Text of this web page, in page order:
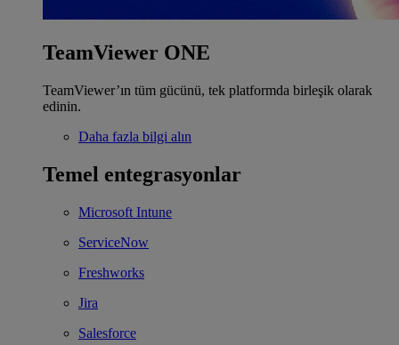
TeamViewer ONE
TeamViewer’ın tüm gücünü, tek platformda birleşik olarak
edinin.
Daha fazla bilgi alın
Temel entegrasyonlar
Microsoft Intune
ServiceNow
Freshworks
Jira
Salesforce